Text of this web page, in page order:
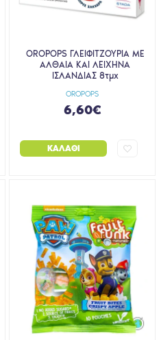
OROPOPS
OROPOPS ΓΛΕΙΦΙΤΖΟΥΡΙΑ ΜΕ
ΑΛΘΑΙΑ ΚΑΙ ΛΕΙΧΗΝΑ
ΙΣΛΑΝΔΙΑΣ 8τμχ
6,60€
ΚΑΛΆΘΙ